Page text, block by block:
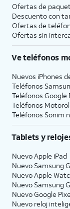
Ofertas de
Descuento con
Ofertas de
Ofertas sin
Ve teléfonos
Nuevos iPhones
Teléfonos
Teléfonos Google
Teléfonos
Teléfonos Sonim
Tablets y
Nuevo Apple iPad
Nuevo Samsung
Nuevo Apple
Nuevo Samsung
Nuevo Google
Nuevo reloj